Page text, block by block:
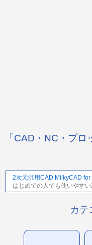
「CAD・NC・プ
2次元汎用CAD MilkyCAD
はじめての人でも使いやす
カテ